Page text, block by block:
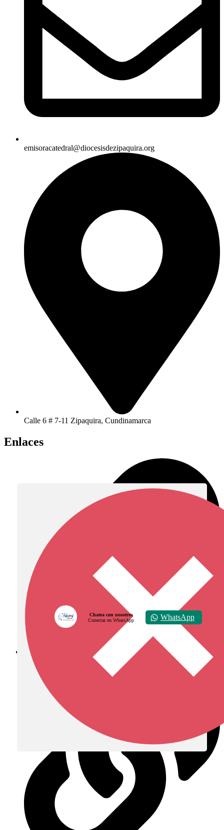
emisoracatedral@diocesisdezipaquira.org
Calle 6 # 7-11 Zipaquira, Cundinamarca
Enlaces
Diócesis de Zipaquirá
Chatea con nosotros
Conectar en WhatsApp
WhatsApp